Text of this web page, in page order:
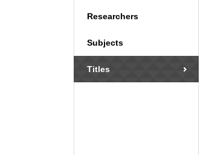
Researchers
Subjects
Titles